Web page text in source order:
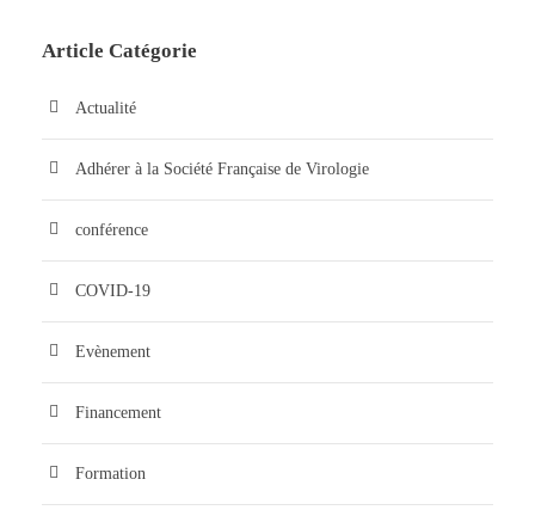
Article Catégorie
Actualité
Adhérer à la Société Française de Virologie
conférence
COVID-19
Evènement
Financement
Formation